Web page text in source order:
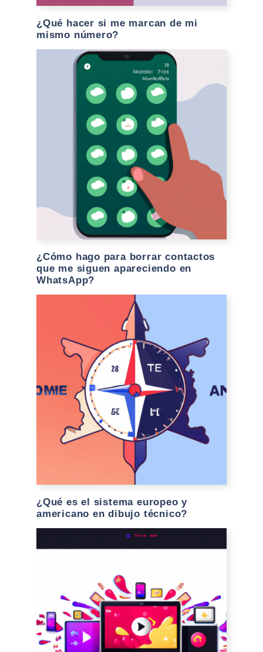
¿Qué hacer si me marcan de mi
mismo número?
¿Cómo hago para borrar contactos
que me siguen apareciendo en
WhatsApp?
¿Qué es el sistema europeo y
americano en dibujo técnico?